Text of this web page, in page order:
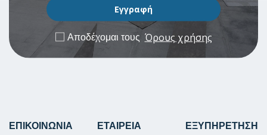
Αποδέχομαι τους Όρους χρήσης
ΕΠΙΚΟΙΝΩΝΙΑ ΕΤΑΙΡΕΙΑ
ΕΞΥΠΗΡΕΤΗΣΗ